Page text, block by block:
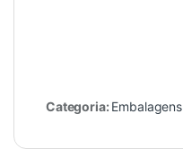
Categoria: Embalagens